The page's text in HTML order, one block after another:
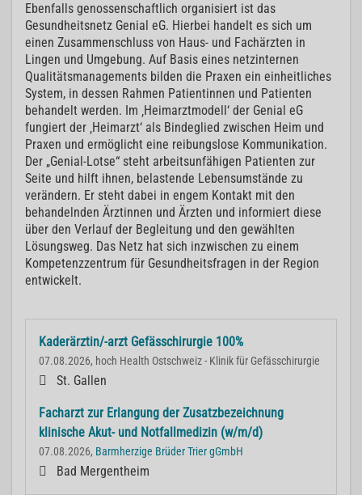
Ebenfalls genossenschaftlich organisiert ist das
Gesundheitsnetz Genial eG. Hierbei handelt es sich um
einen Zusammenschluss von Haus- und Fachärzten in
Lingen und Umgebung. Auf Basis eines netzinternen
Qualitätsmanagements bilden die Praxen ein einheitliches
System, in dessen Rahmen Patientinnen und Patienten
behandelt werden. Im ‚Heimarztmodell‘ der Genial eG
fungiert der ‚Heimarzt‘ als Bindeglied zwischen Heim und
Praxen und ermöglicht eine reibungslose Kommunikation.
Der „Genial-Lotse“ steht arbeitsunfähigen Patienten zur
Seite und hilft ihnen, belastende Lebensumstände zu
verändern. Er steht dabei in engem Kontakt mit den
behandelnden Ärztinnen und Ärzten und informiert diese
über den Verlauf der Begleitung und den gewählten
Lösungsweg. Das Netz hat sich inzwischen zu einem
Kompetenzzentrum für Gesundheitsfragen in der Region
entwickelt.
Kaderärztin/-arzt Gefässchirurgie 100%
07.08.2026, hoch Health Ostschweiz - Klinik für Gefässchirurgie
St. Gallen
Facharzt zur Erlangung der Zusatzbezeichnung
klinische Akut- und Notfallmedizin (w/m/d)
07.08.2026, Barmherzige Brüder Trier gGmbH
Bad Mergentheim